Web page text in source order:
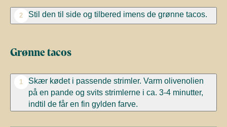
2 Stil den til side og tilbered imens de grønne tacos.
Grønne tacos
1
Skær kødet i passende strimler. Varm olivenolien
på en pande og svits strimlerne i ca. 3-4 minutter,
indtil de får en fin gylden farve.